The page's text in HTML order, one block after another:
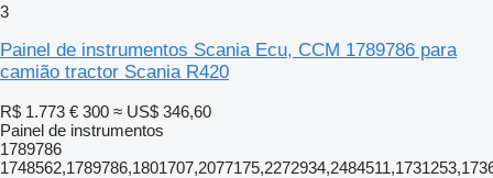
3
Painel de instrumentos Scania Ecu, CCM 1789786 para
camião tractor Scania R420
R$ 1.773 € 300 ≈ US$ 346,60
Painel de instrumentos
1789786